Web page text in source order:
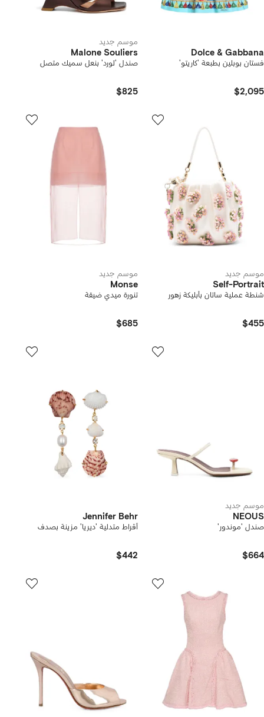
Dolce & Gabbana
فستان بوبلين بطبعة 'كاريتو'
$2,095
موسم جديد
Malone Souliers
صندل 'لورد' بنعل سميك متصل
$825
موسم جديد
Self-Portrait
شنطة عملية ساتان بأبليكة زهور
$455
موسم جديد
Monse
تنورة ميدي ضيقة
$685
موسم جديد
NEOUS
صندل 'موندور'
$664
Jennifer Behr
أقراط متدلية 'ديريا' مزينة بصدف
$442